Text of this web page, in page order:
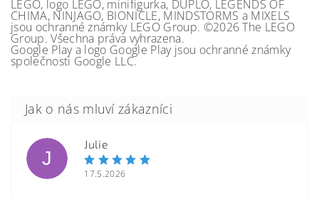
LEGO, logo LEGO, minifigurka, DUPLO, LEGENDS OF
CHIMA, NINJAGO, BIONICLE, MINDSTORMS a MIXELS
jsou ochranné známky LEGO Group. ©2026 The LEGO
Group. Všechna práva vyhrazena.
Google Play a logo Google Play jsou ochranné známky
společnosti Google LLC.
J
Julie
17.5.2026